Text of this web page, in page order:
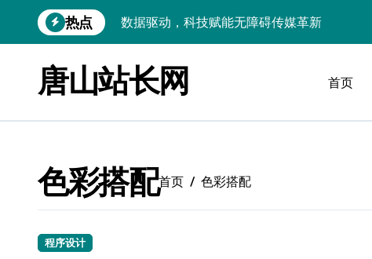
到
热点
数据驱动，科技赋能无障碍传媒革新
数据驱动传媒革新：Android站长资讯全攻略
云计算弹性架构：智能资源调配揭秘
弹性计算架构下云客户端优化实践
数据驱动下的传媒生态量子跃迁
唐山站长网 首页
色彩搭配首页 色彩搭配
程序设计